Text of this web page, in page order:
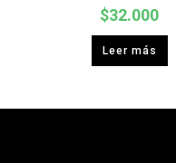
$32.000
Leer más